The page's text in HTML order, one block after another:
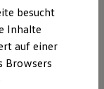
besucht
Inhalte
auf einer
Browsers